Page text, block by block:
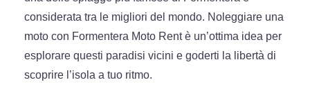
considerata tra le migliori del mondo. Noleggiare una
moto con Formentera Moto Rent è un’ottima idea per
esplorare questi paradisi vicini e goderti la libertà di
scoprire l’isola a tuo ritmo.